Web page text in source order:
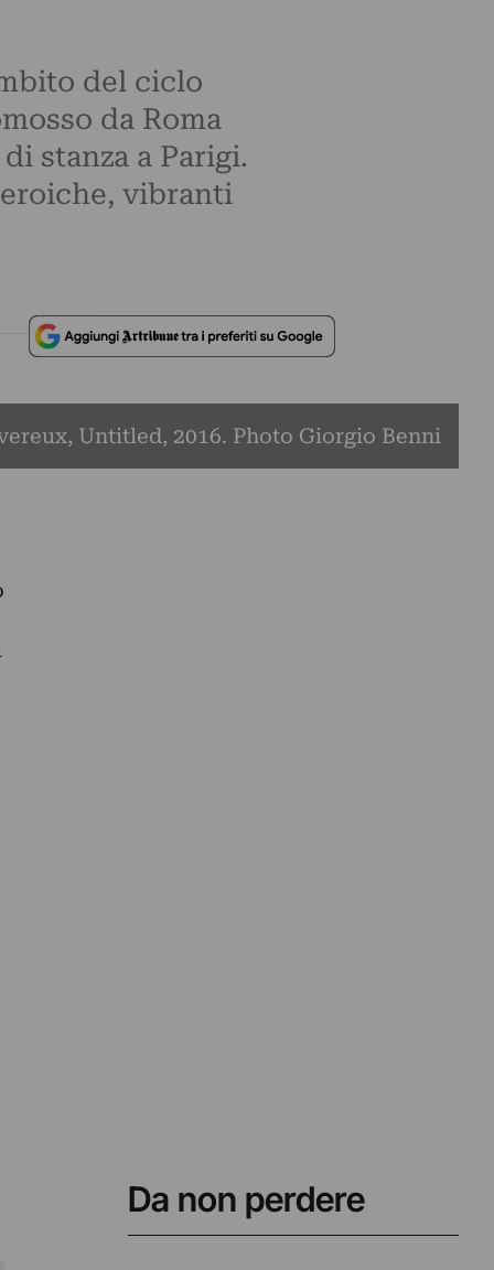
del ciclo
da Roma
stanza a Parigi.
vibranti
Untitled, 2016. Photo Giorgio Benni
Da non perdere